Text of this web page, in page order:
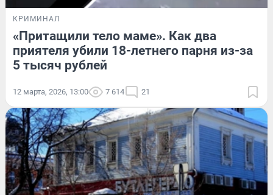
КРИМИНАЛ
«Притащили тело маме». Как два
приятеля убили 18-летнего парня из-за
5 тысяч рублей
12 марта, 2026, 13:00 7 614 21